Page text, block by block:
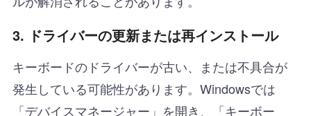
3. ドライバーの更新または再インストール
キーボードのドライバーが古い、または不具合が
発生している可能性があります。Windowsでは
「デバイスマネージャー」を開き、「キーボー